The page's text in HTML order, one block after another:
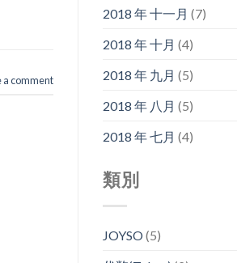
a comment
2018 年 十一月 (7)
2018 年 十月 (4)
2018 年 九月 (5)
2018 年 八月 (5)
2018 年 七月 (4)
類別
JOYSO(5)